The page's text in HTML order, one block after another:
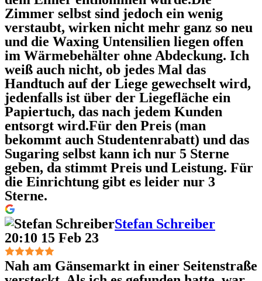
Zimmer selbst sind jedoch ein wenig
verstaubt, wirken nicht mehr ganz so neu
und die Waxing Untensilien liegen offen
im Wärmebehälter ohne Abdeckung. Ich
weiß auch nicht, ob jedes Mal das
Handtuch auf der Liege gewechselt wird,
jedenfalls ist über der Liegefläche ein
Papiertuch, das nach jedem Kunden
entsorgt wird.Für den Preis (man
bekommt auch Studentenrabatt) und das
Sugaring selbst kann ich nur 5 Sterne
geben, da stimmt Preis und Leistung. Für
die Einrichtung gibt es leider nur 3
Sterne.
Stefan Schreiber
20:10 15 Feb 23
Nah am Gänsemarkt in einer Seitenstraße